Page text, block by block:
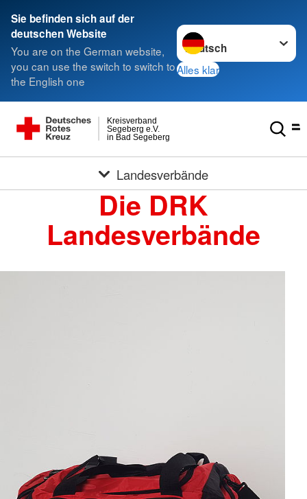
Sie befinden sich auf der
deutschen Website
You are on the German website,
you can use the switch to switch to
the English one
Sprache wechseln zu
Alles klar
in Bad Segeberg
Segeberg e.V.
Kreisverband
Landesverbände
Die DRK
Landesverbände